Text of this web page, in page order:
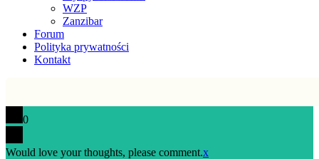
WZP
Zanzibar
Forum
Polityka prywatności
Kontakt
0
Would love your thoughts, please comment.x